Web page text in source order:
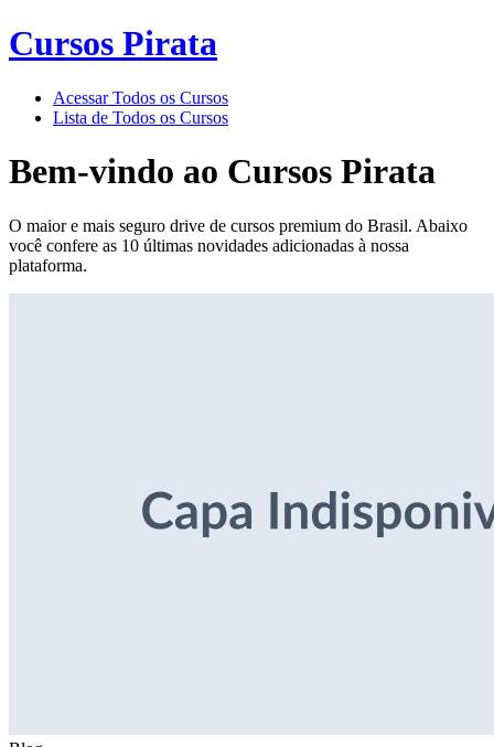
Cursos Pirata
Acessar Todos os Cursos
Lista de Todos os Cursos
Bem-vindo ao Cursos Pirata
O maior e mais seguro drive de cursos premium do Brasil. Abaixo
você confere as 10 últimas novidades adicionadas à nossa
plataforma.